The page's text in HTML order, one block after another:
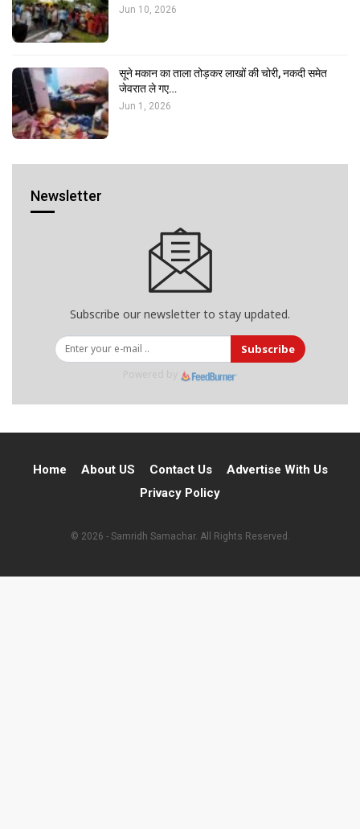
Jun 10, 2026
सूने मकान का ताला तोड़कर लाखों की चोरी, नकदी समेत
जेवरात ले गए…
Jun 1, 2026
Newsletter
Subscribe our newsletter to stay updated.
Subscribe
Home About US Contact Us
Advertise With Us
Privacy Policy
© 2026 - Samridh Samachar. All Rights Reserved.